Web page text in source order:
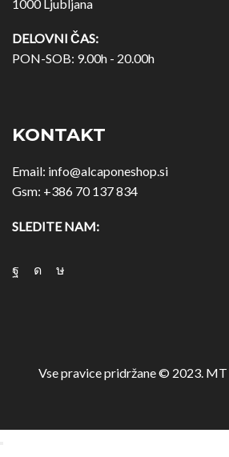
1000 Ljubljana
DELOVNI ČAS:
PON-SOB: 9.00h - 20.00h
KONTAKT
Email: info@alcaponeshop.si
Gsm: +386 70 137 834
SLEDITE NAM:
Vse pravice pridržane © 2023.